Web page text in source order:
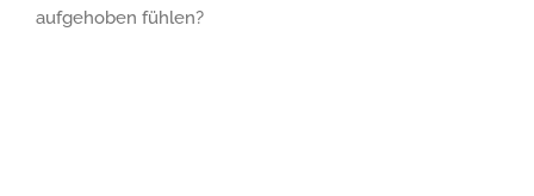
aufgehoben fühlen?